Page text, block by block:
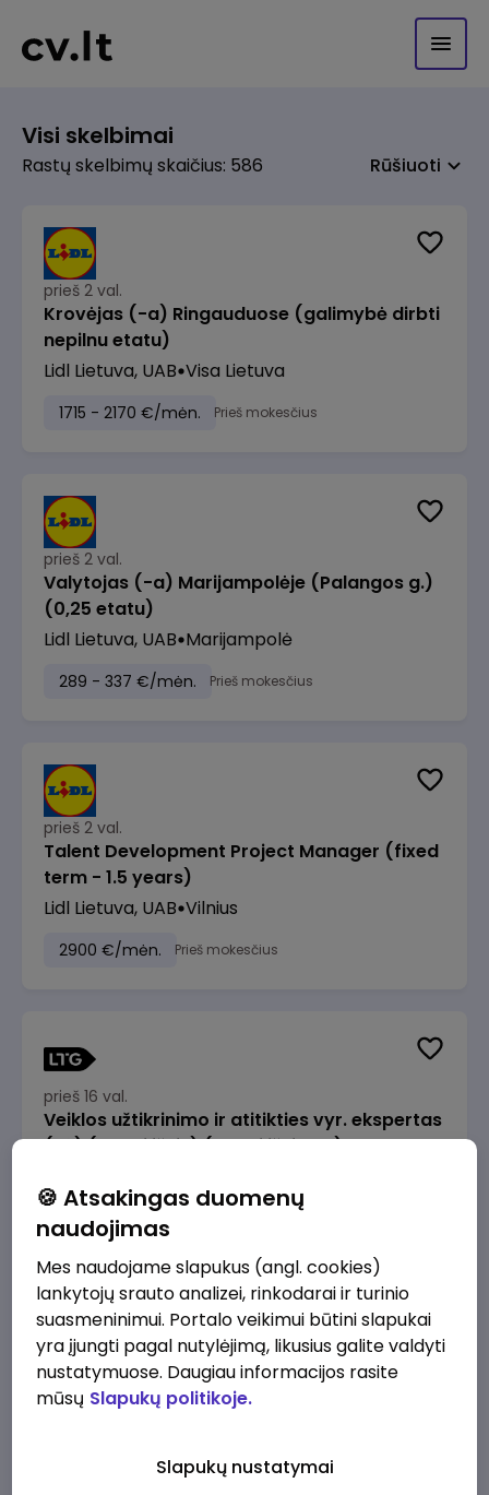
Visi skelbimai
Rastų skelbimų skaičius: 586 Rūšiuoti
prieš 2 val.
Krovėjas (-a) Ringauduose (galimybė dirbti
nepilnu etatu)
Lidl Lietuva, UAB Visa Lietuva
1715 - 2170 €/mėn. Prieš mokesčius
prieš 2 val.
Valytojas (-a) Marijampolėje (Palangos g.)
(0,25 etatu)
Lidl Lietuva, UAB Marijampolė
289 - 337 €/mėn. Prieš mokesčius
prieš 2 val.
Talent Development Project Manager (fixed
term - 1.5 years)
Lidl Lietuva, UAB Vilnius
2900 €/mėn. Prieš mokesčius
prieš 16 val.
Veiklos užtikrinimo ir atitikties vyr. ekspertas
(-ė) (Radviliškis) (Radviliškis, LT)
2610 - 3910 €/mėn.
prieš 16 val.
Veiklos užtikrinimo ir atitikties vyr. ekspertas
(-ė) (Kaunas) (Kaunas, LT)
🍪 Atsakingas duomenų
naudojimas
Mes naudojame slapukus (angl. cookies)
lankytojų srauto analizei, rinkodarai ir turinio
suasmeninimui. Portalo veikimui būtini slapukai
yra įjungti pagal nutylėjimą, likusius galite valdyti
nustatymuose. Daugiau informacijos rasite
mūsų Slapukų politikoje.
Slapukų nustatymai